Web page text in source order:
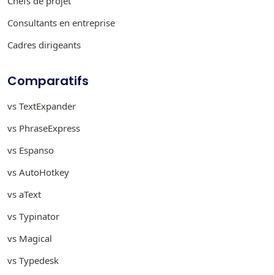
Consultants en entreprise
Cadres dirigeants
Comparatifs
vs TextExpander
vs PhraseExpress
vs Espanso
vs AutoHotkey
vs aText
vs Typinator
vs Magical
vs Typedesk